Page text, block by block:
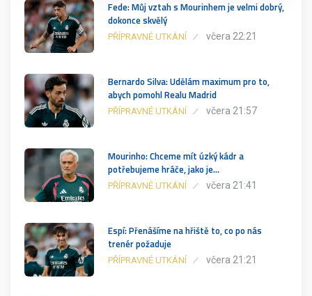
Fede: Můj vztah s Mourinhem je velmi dobrý,
dokonce skvělý
PŘÍPRAVNÉ UTKÁNÍ včera 22:21
Bernardo Silva: Udělám maximum pro to,
abych pomohl Realu Madrid
PŘÍPRAVNÉ UTKÁNÍ včera 21:57
Mourinho: Chceme mít úzký kádr a
potřebujeme hráče, jako je…
PŘÍPRAVNÉ UTKÁNÍ včera 21:41
Espí: Přenášíme na hřiště to, co po nás
trenér požaduje
PŘÍPRAVNÉ UTKÁNÍ včera 21:21